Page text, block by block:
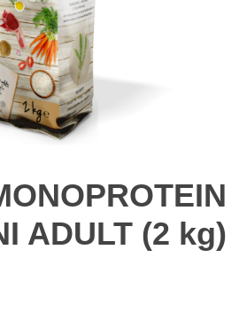
ADULT (2 kg)